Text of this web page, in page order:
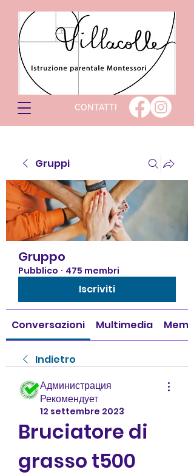
CONTATTI
Gruppi
Gruppo
Pubblico · 475 membri
Iscriviti
Conversazioni Multimedia
Indietro
Администрация
Рекомендует
12 settembre 2023
Bruciatore di
grasso t500